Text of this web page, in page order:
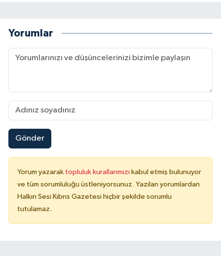
Yorumlar
Gönder
Yorum yazarak topluluk kurallarımızı kabul etmiş bulunuyor
ve tüm sorumluluğu üstleniyorsunuz. Yazılan yorumlardan
Halkın Sesi Kıbrıs Gazetesi hiçbir şekilde sorumlu
tutulamaz.